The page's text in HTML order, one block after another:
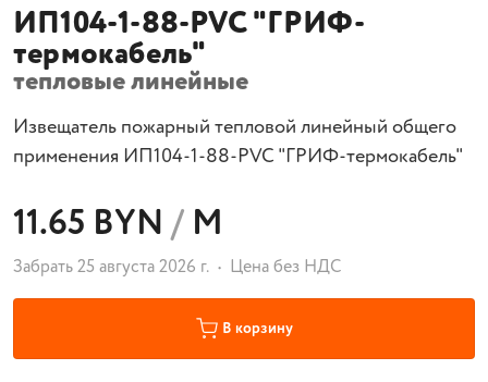
ИП104-1-88-PVC "ГРИФ-
термокабель"
тепловые линейные
Извещатель пожарный тепловой линейный общего
применения ИП104-1-88-PVC "ГРИФ-термокабель"
11.65 BYN/ М
Забрать 25 августа 2026 г. Цена без НДС
В корзину